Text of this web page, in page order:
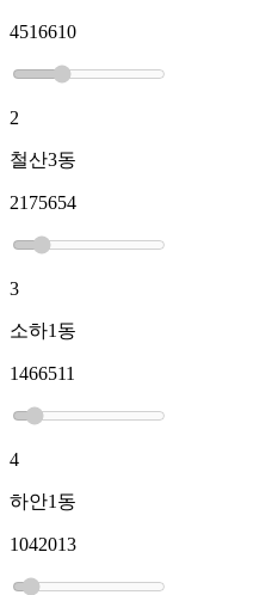
4516610
2
철산3동
2175654
3
소하1동
1466511
4
하안1동
1042013